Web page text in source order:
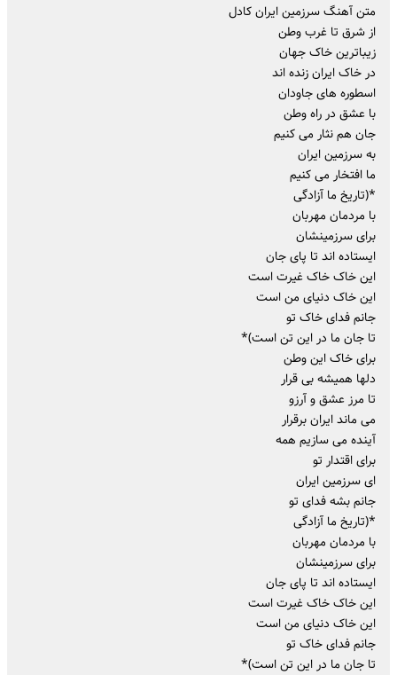
متن آهنگ سرزمین ایران کادل
از شرق تا غرب وطن
زیباترین خاک جهان
در خاک ایران زنده اند
اسطوره های جاودان
با عشق در راه وطن
جان هم نثار می کنیم
به سرزمین ایران
ما افتخار می کنیم
*(تاریخ ما آزادگی
با مردمان مهربان
برای سرزمینشان
ایستاده اند تا پای جان
این خاک خاک غیرت است
این خاک دنیای من است
جانم فدای خاک تو
تا جان ما در این تن است)*
برای خاک این وطن
دلها همیشه بی قرار
تا مرز عشق و آرزو
می ماند ایران برقرار
آینده می سازیم همه
برای اقتدار تو
ای سرزمین ایران
جانم بشه فدای تو
*(تاریخ ما آزادگی
با مردمان مهربان
برای سرزمینشان
ایستاده اند تا پای جان
این خاک خاک غیرت است
این خاک دنیای من است
جانم فدای خاک تو
تا جان ما در این تن است)*